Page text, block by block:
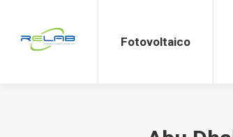
Fotovoltaico